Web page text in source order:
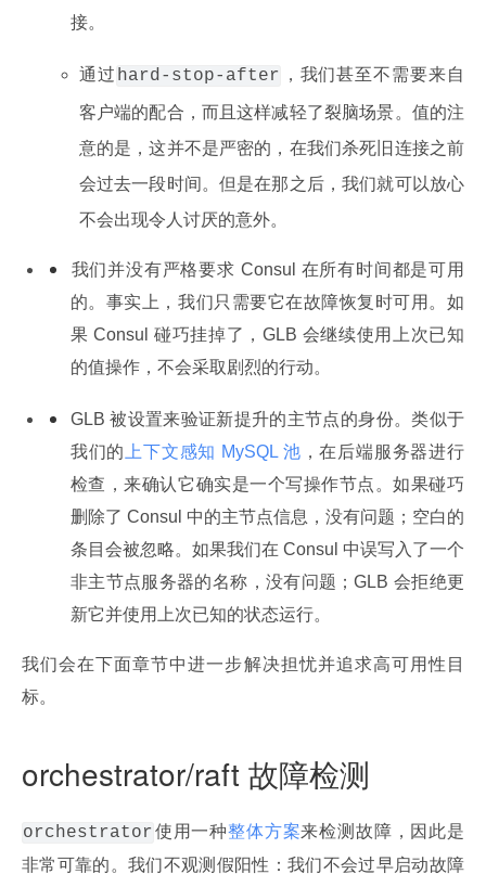
接。
通过 hard-stop-after ，我们甚至不需要来自
客户端的配合，而且这样减轻了裂脑场景。值的注
意的是，这并不是严密的，在我们杀死旧连接之前
会过去一段时间。但是在那之后，我们就可以放心
不会出现令人讨厌的意外。
我们并没有严格要求 Consul 在所有时间都是可用
的。事实上，我们只需要它在故障恢复时可用。如
果 Consul 碰巧挂掉了，GLB 会继续使用上次已知
的值操作，不会采取剧烈的行动。
GLB 被设置来验证新提升的主节点的身份。类似于
我们的 上下文感知 MySQL 池 ，在后端服务器进行
检查，来确认它确实是一个写操作节点。如果碰巧
删除了 Consul 中的主节点信息，没有问题；空白的
条目会被忽略。如果我们在 Consul 中误写入了一个
非主节点服务器的名称，没有问题；GLB 会拒绝更
新它并使用上次已知的状态运行。
我们会在下面章节中进一步解决担忧并追求高可用性目
标。
orchestrator/raft 故障检测
orchestrator使用一种整体方案来检测故障，因此是
非常可靠的。我们不观测假阳性：我们不会过早启动故障